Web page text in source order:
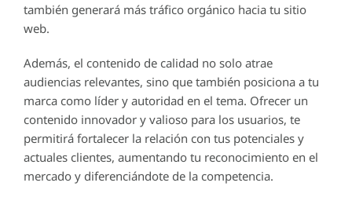
también generará más tráfico orgánico hacia tu sitio
web.
Además, el contenido de calidad no solo atrae
audiencias relevantes, sino que también posiciona a tu
marca como líder y autoridad en el tema. Ofrecer un
contenido innovador y valioso para los usuarios, te
permitirá fortalecer la relación con tus potenciales y
actuales clientes, aumentando tu reconocimiento en el
mercado y diferenciándote de la competencia.